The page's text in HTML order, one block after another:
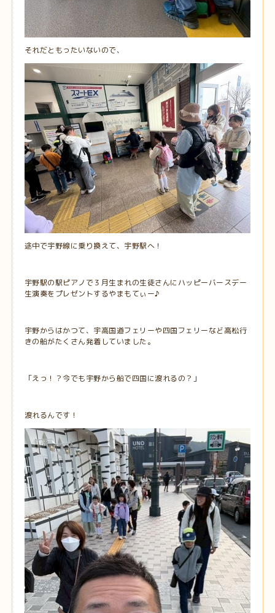
それだともったいないので、
途中で宇野線に乗り換えて、宇野駅へ！
宇野駅の駅ピアノで３月生まれの生徒さんにハッピーバースデー
生演奏をプレゼントするやまもてぃー♪
宇野からはかつて、宇高国道フェリーや四国フェリーなど高松行
きの船がたくさん発着していました。
「えっ！？今でも宇野から船で四国に渡れるの？」
渡れるんです！